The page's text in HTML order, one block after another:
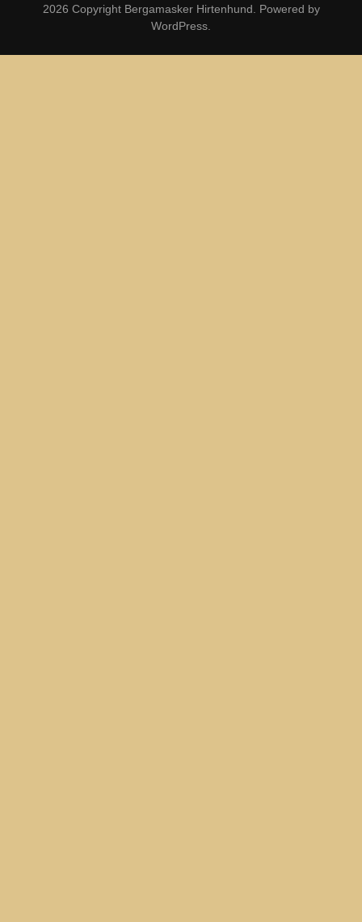
2026 Copyright Bergamasker Hirtenhund
Powered by
WordPress